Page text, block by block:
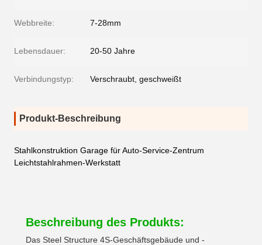
Webbreite: 7-28mm
Lebensdauer: 20-50 Jahre
Verbindungstyp: Verschraubt, geschweißt
Produkt-Beschreibung
Stahlkonstruktion Garage für Auto-Service-Zentrum
Leichtstahlrahmen-Werkstatt
Beschreibung des Produkts:
Das Steel Structure 4S-Geschäftsgebäude und -